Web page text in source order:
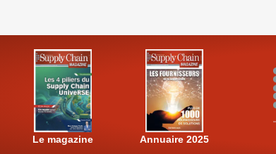
Le magazine Annuaire 2025